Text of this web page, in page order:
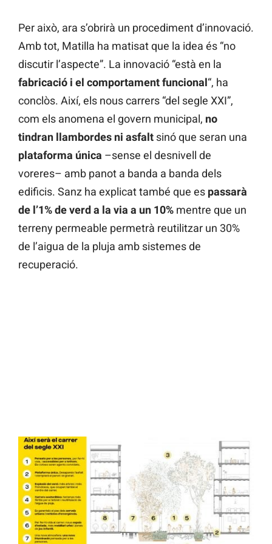
Per això, ara s’obrirà un procediment d’innovació.
Amb tot, Matilla ha matisat que la idea és “no
discutir l’aspecte”. La innovació “està en la
fabricació i el comportament funcional“, ha
conclòs. Així, els nous carrers “del segle XXI”,
com els anomena el govern municipal, no
tindran llambordes ni asfalt sinó que seran una
plataforma única –sense el desnivell de
voreres– amb panot a banda a banda dels
edificis. Sanz ha explicat també que es passarà
de l’1% de verd a la via a un 10% mentre que un
terreny permeable permetrà reutilitzar un 30%
de l’aigua de la pluja amb sistemes de
recuperació.